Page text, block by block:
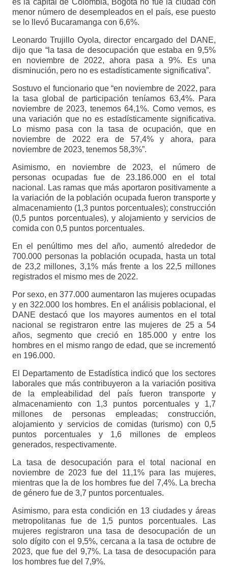
es la capital de Colombia, Bogotá no fue la ciudad con
menor número de desempleados en el país, ese puesto
se lo llevó Bucaramanga con 6,6%.
Leonardo Trujillo Oyola, director encargado del DANE,
dijo que “la tasa de desocupación que estaba en 9,5%
en noviembre de 2022, ahora pasa a 9%. Es una
disminución, pero no es estadísticamente significativa”.
Sostuvo el funcionario que “en noviembre de 2022, para
la tasa global de participación teníamos 63,4%. Para
noviembre de 2023, tenemos 64,1%. Como vemos, es
una variación que no es estadísticamente significativa.
Lo mismo pasa con la tasa de ocupación, que en
noviembre de 2022 era de 57,4% y ahora, para
noviembre de 2023, tenemos 58,3%”.
Asimismo, en noviembre de 2023, el número de
personas ocupadas fue de 23.186.000 en el total
nacional. Las ramas que más aportaron positivamente a
la variación de la población ocupada fueron transporte y
almacenamiento (1,3 puntos porcentuales); construcción
(0,5 puntos porcentuales), y alojamiento y servicios de
comida con 0,5 puntos porcentuales.
En el penúltimo mes del año, aumentó alrededor de
700.000 personas la población ocupada, hasta un total
de 23,2 millones, 3,1% más frente a los 22,5 millones
registrados el mismo mes de 2022.
Por sexo, en 377.000 aumentaron las mujeres ocupadas
y en 322.000 los hombres. En el análisis poblacional, el
DANE destacó que los mayores aumentos en el total
nacional se registraron entre las mujeres de 25 a 54
años, segmento que creció en 185.000 y entre los
hombres en el mismo rango de edad, que se incrementó
en 196.000.
El Departamento de Estadística indicó que los sectores
laborales que más contribuyeron a la variación positiva
de la empleabilidad del país fueron transporte y
almacenamiento con 1,3 puntos porcentuales y 1,7
millones de personas empleadas; construcción,
alojamiento y servicios de comidas (turismo) con 0,5
puntos porcentuales y 1,6 millones de empleos
generados, respectivamente.
La tasa de desocupación para el total nacional en
noviembre de 2023 fue del 11,1% para las mujeres,
mientras que la de los hombres fue del 7,4%. La brecha
de género fue de 3,7 puntos porcentuales.
Asimismo, para esta condición en 13 ciudades y áreas
metropolitanas fue de 1,5 puntos porcentuales. Las
mujeres registraron una tasa de desocupación de un
solo dígito con el 9,5%, cercana a la tasa de octubre de
2023, que fue del 9,7%. La tasa de desocupación para
los hombres fue del 7,9%.